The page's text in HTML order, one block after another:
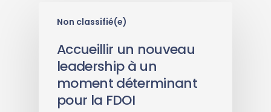
Non classifié(e)
Accueillir un nouveau
leadership à un
moment déterminant
pour la FDOI